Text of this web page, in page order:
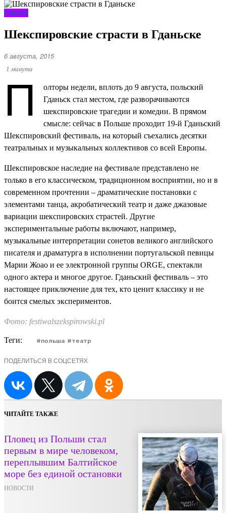
Новости
Шекспировские страсти в Гданьске
6 августа, 2015
1 минута
П
олторы недели, вплоть до 9 августа, польский
Гданьск стал местом, где разворачиваются
шекспировские трагедии и комедии. В прямом
смысле: сейчас в Польше проходит 19-й Гданьский
Шекспировский фестиваль, на который съехались десятки
театральных и музыкальных коллективов со всей Европы.
Шекспировское наследие на фестивале представлено не
только в его классическом, традиционном восприятии, но и в
современном прочтении – драматические постановки с
элементами танца, акробатический театр и даже джазовые
вариации шекспировских страстей. Другие
экспериментальные работы включают, например,
музыкальные интерпретации сонетов великого английского
писателя и драматурга в исполнении португальской певицы
Марии Жоао и ее электронной группы ORGE, спектакли
одного актера и многое другое. Гданьский фестиваль – это
настоящее приключение для тех, кто ценит классику и не
боится смелых экспериментов.
Фото: festiwalszekspirowski.pl
Теги: польша театр
ПОДЕЛИТЬСЯ В СОЦСЕТЯХ
ЧИТАЙТЕ ТАКЖЕ
Пловец из Польши стал
первым в мире человеком,
переплывшим Балтийское
море без единой остановки
НОВОСТИ